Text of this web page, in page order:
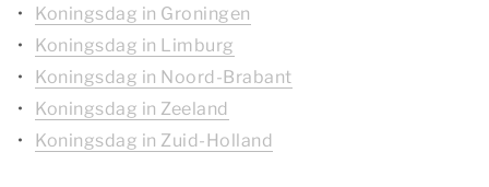
Koningsdag in Groningen
Koningsdag in Limburg
Koningsdag in Noord-Brabant
Koningsdag in Zeeland
Koningsdag in Zuid-Holland